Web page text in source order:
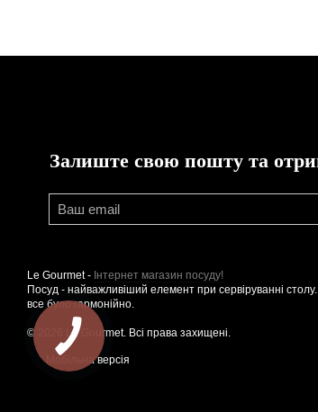
Залиште свою пошту та
Le Gourmet - Інтернет магазин посуду!
Посуд - найважливіший елемент при сервіруванні
все було гармонійно.
© 2026 Le Gourmet. Всі права захищені.
Мобільна версія